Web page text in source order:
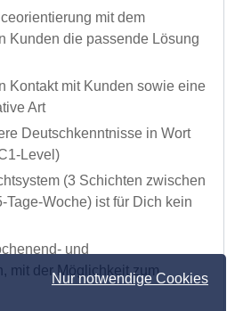
Nur notwendige Cookies
mit dem
Kunden die passende Lösung
Kontakt mit Kunden sowie eine
Art
Deutschkenntnisse in Wort
Level)
(3 Schichten zwischen
Tage-Woche) ist für Dich kein
und
mit der Möglichkeit zum